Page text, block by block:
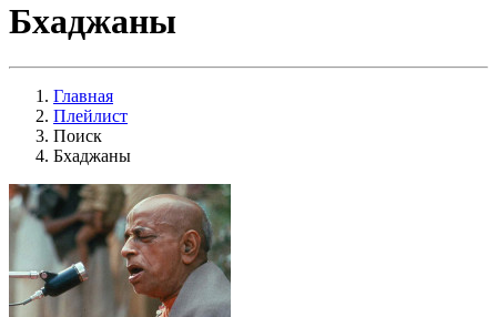
Бхаджаны
Главная
Плейлист
Поиск
Бхаджаны